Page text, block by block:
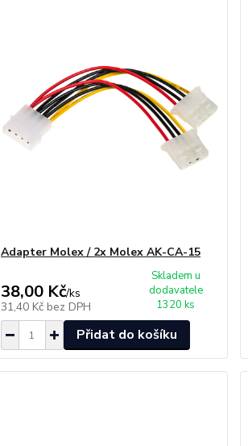
Adapter Molex / 2x Molex AK-CA-15
38,00 Kč/ks
31,40 Kč bez DPH
Skladem u
dodavatele
1320 ks
Přidat do košíku